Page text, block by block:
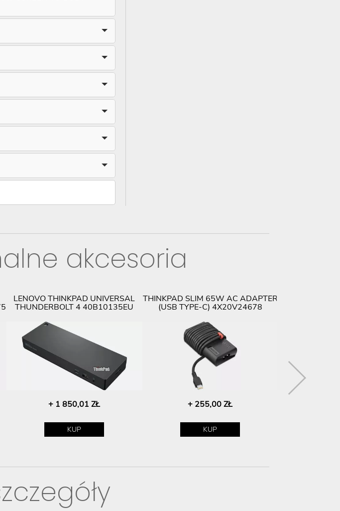
akcesoria
LENOVO THINKPAD UNIVERSAL
THUNDERBOLT 4 40B10135EU
+ 1 850,01 ZŁ
KUP
THINKPAD SLIM 65W AC ADAPTER
(USB TYPE-C) 4X20V24678
+ 255,00 ZŁ
KUP